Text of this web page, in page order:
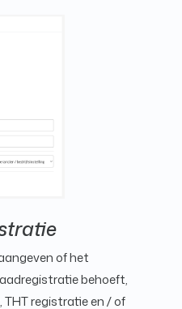
of het
behoeft,
registratie en / of